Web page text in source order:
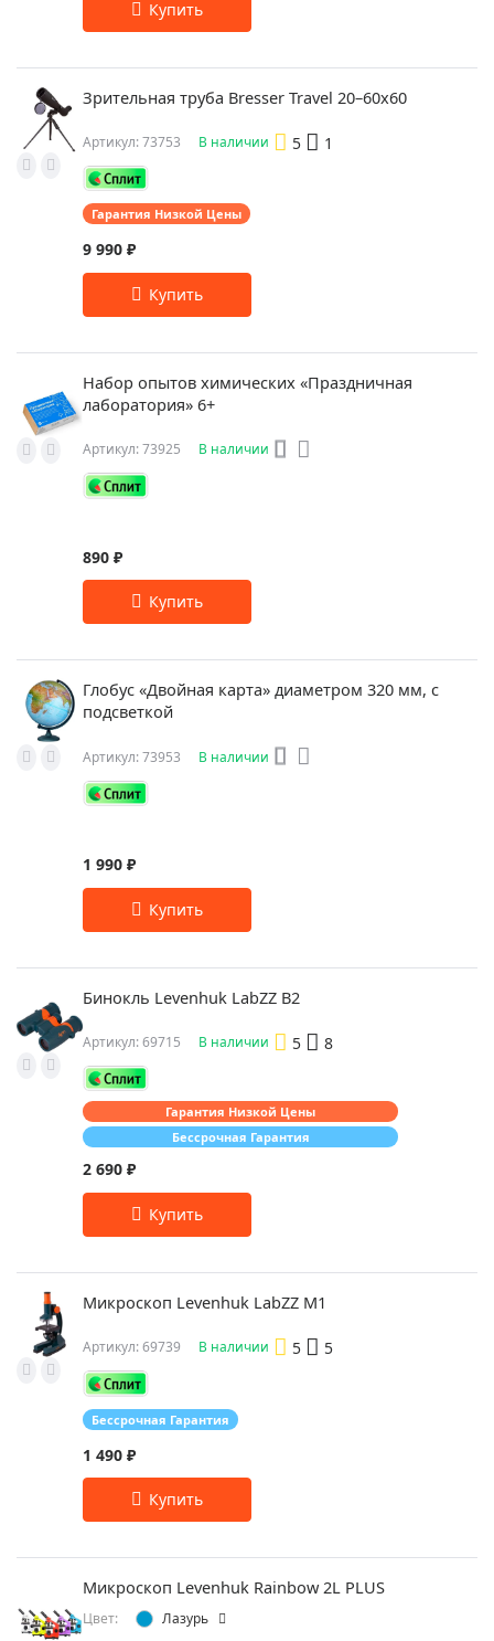
Зрительная труба Bresser Travel 20–60x60
9 990 ₽
Артикул: 73753 В наличии 5 1
Гарантия Низкой Цены
Набор опытов химических «Праздничная
лаборатория» 6+
890 ₽
Артикул: 73925 В наличии
Глобус «Двойная карта» диаметром 320 мм, с
подсветкой
1 990 ₽
Артикул: 73953 В наличии
Бинокль Levenhuk LabZZ B2
2 690 ₽
Артикул: 69715 В наличии 5 8
Гарантия Низкой Цены
Бессрочная Гарантия
Микроскоп Levenhuk LabZZ M1
1 490 ₽
Артикул: 69739 В наличии 5 5
Бессрочная Гарантия
Микроскоп Levenhuk Rainbow 2L PLUS
Цвет:
Лазурь